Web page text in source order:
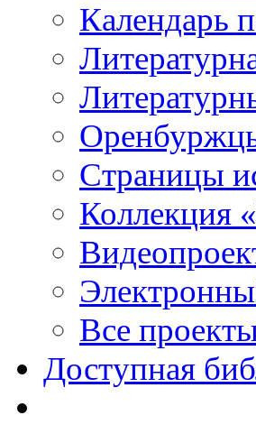
Календарь
Страницы
Коллекция
Все
Доступная